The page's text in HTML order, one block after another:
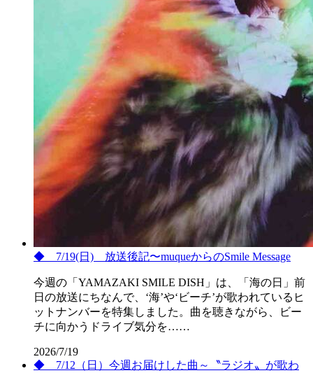
◆ 7/19(日) 放送後記〜muqueからのSmile Message
今週の「YAMAZAKI SMILE DISH」は、「海の日」前
日の放送にちなんで、‘海’や‘ビーチ’が歌われているヒ
ットナンバーを特集しました。曲を聴きながら、ビー
チに向かうドライブ気分を……
2026/7/19
◆ 7/12（日）今週お届けした曲～〝ラジオ〟が歌わ